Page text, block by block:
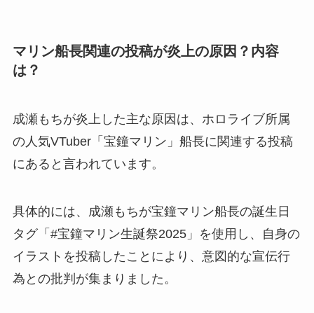
マリン船長関連の投稿が炎上の原因？内容
は？
成瀬もちが炎上した主な原因は、ホロライブ所属
の人気VTuber「宝鐘マリン」船長に関連する投稿
にあると言われています。
具体的には、成瀬もちが宝鐘マリン船長の誕生日
タグ「#宝鐘マリン生誕祭2025」を使用し、自身の
イラストを投稿したことにより、意図的な宣伝行
為との批判が集まりました。